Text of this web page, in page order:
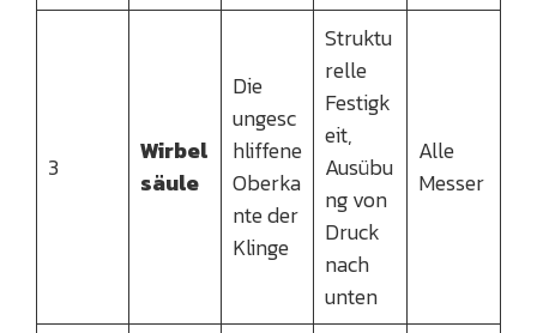
3
Wirbel
säule
Die
ungesc
hliffene
Oberka
nte der
Klinge
Struktu
relle
Festigk
eit,
Ausübu
ng von
Druck
nach
unten
Alle
Messer